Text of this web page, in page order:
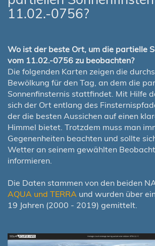
11.02.-0756?
Wo ist der beste Ort, um die partielle
vom 11.02.-0756 zu beobachten?
Die folgenden Karten zeigen die
Bewölkung für den Tag, an dem die
Sonnenfinsternis stattfindet. Mit Hilfe
sich der Ort entlang des
der die besten Aussichen auf einen
Himmel bietet. Trotzdem muss man
Gegenenheiten beachten und sollte
Wetter an seinem gewählten
informieren.
Die Daten stammen von den beiden
AQUA und TERRA und wurden über
19 Jahren (2000 - 2019) gemittelt.